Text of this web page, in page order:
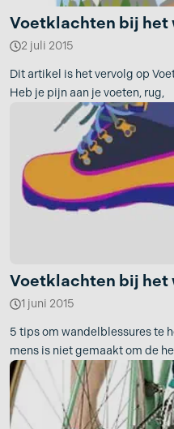
Voetklachten bij het
2 juli 2015
Dit artikel is het vervolg op
Heb je pijn aan je voeten, rug,
Voetklachten bij het
1 juni 2015
5 tips om wandelblessures te
mens is niet gemaakt om de